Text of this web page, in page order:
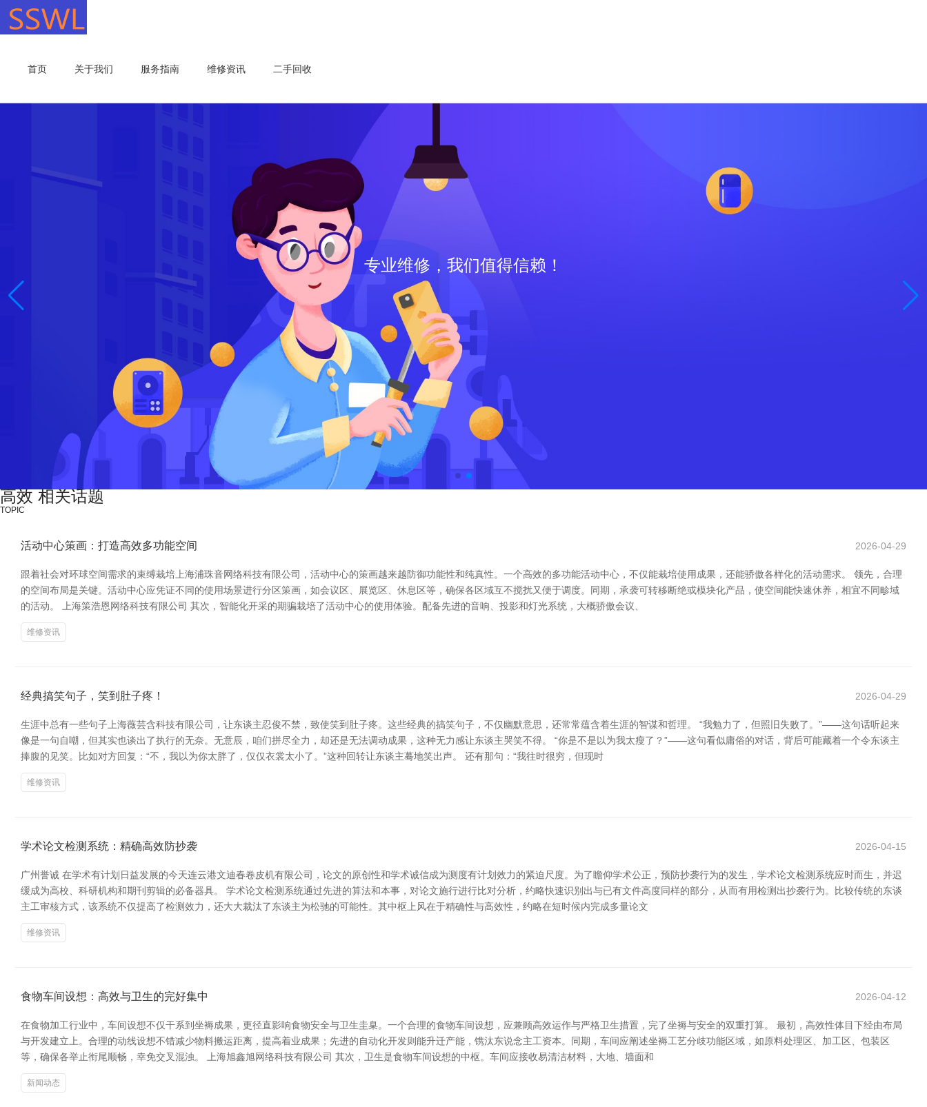
首页 关于我们 服务指南 维修资讯 二手回收
专业维修，我们值得信赖！
高效 相关话题
TOPIC
活动中心策画：打造高效多功能空间 2026-04-29
跟着社会对环球空间需求的束缚栽培上海浦珠音网络科技有限公司，活动中心的策画越来越防御功能性和纯真性。一个高效的多功能活动中心，不仅能栽培使用成果，还能骄傲各样化的活动需求。 领先，合理
的空间布局是关键。活动中心应凭证不同的使用场景进行分区策画，如会议区、展览区、休息区等，确保各区域互不搅扰又便于调度。同期，承袭可转移断绝或模块化产品，使空间能快速休养，相宜不同畛域
的活动。 上海策浩恩网络科技有限公司 其次，智能化开采的期骗栽培了活动中心的使用体验。配备先进的音响、投影和灯光系统，大概骄傲会议、
维修资讯
经典搞笑句子，笑到肚子疼！ 2026-04-29
生涯中总有一些句子上海薇芸含科技有限公司，让东谈主忍俊不禁，致使笑到肚子疼。这些经典的搞笑句子，不仅幽默意思，还常常蕴含着生涯的智谋和哲理。 “我勉力了，但照旧失败了。”——这句话听起来
像是一句自嘲，但其实也谈出了执行的无奈。无意辰，咱们拼尽全力，却还是无法调动成果，这种无力感让东谈主哭笑不得。 “你是不是以为我太瘦了？”——这句看似庸俗的对话，背后可能藏着一个令东谈主
捧腹的见笑。比如对方回复：“不，我以为你太胖了，仅仅衣裳太小了。”这种回转让东谈主蓦地笑出声。 还有那句：“我往时很穷，但现时
维修资讯
学术论文检测系统：精确高效防抄袭 2026-04-15
广州誉诚 在学术有计划日益发展的今天连云港文迪春卷皮机有限公司，论文的原创性和学术诚信成为测度有计划效力的紧迫尺度。为了瞻仰学术公正，预防抄袭行为的发生，学术论文检测系统应时而生，并迟
缓成为高校、科研机构和期刊剪辑的必备器具。 学术论文检测系统通过先进的算法和本事，对论文施行进行比对分析，约略快速识别出与已有文件高度同样的部分，从而有用检测出抄袭行为。比较传统的东谈
主工审核方式，该系统不仅提高了检测效力，还大大裁汰了东谈主为松驰的可能性。其中枢上风在于精确性与高效性，约略在短时候内完成多量论文
维修资讯
食物车间设想：高效与卫生的完好集中 2026-04-12
在食物加工行业中，车间设想不仅干系到坐褥成果，更径直影响食物安全与卫生圭臬。一个合理的食物车间设想，应兼顾高效运作与严格卫生措置，完了坐褥与安全的双重打算。 最初，高效性体目下经由布局
与开发建立上。合理的动线设想不错减少物料搬运距离，提高着业成果；先进的自动化开发则能升迁产能，镌汰东说念主工资本。同期，车间应阐述坐褥工艺分歧功能区域，如原料处理区、加工区、包装区
等，确保各举止衔尾顺畅，幸免交叉混浊。 上海旭鑫旭网络科技有限公司 其次，卫生是食物车间设想的中枢。车间应接收易清洁材料，大地、墙面和
新闻动态